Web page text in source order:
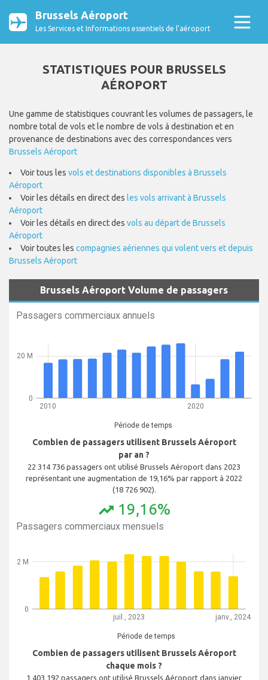
Brussels Aéroport
Les Services et Informations essentiels de l’aéroport
STATISTIQUES POUR BRUSSELS
AÉROPORT
Une gamme de statistiques couvrant les volumes de passagers, le
nombre total de vols et le nombre de vols à destination et en
provenance de destinations avec des correspondances vers
Brussels Aéroport
Voir tous les vols et destinations disponibles à Brussels
Aéroport
Voir les détails en direct des les vols arrivant à Brussels
Aéroport
Voir les détails en direct des vols au départ de Brussels
Aéroport
Voir toutes les compagnies aériennes qui volent vers et depuis
Brussels Aéroport
Brussels Aéroport Volume de passagers
Passagers commerciaux annuels
2010 2020
Période de temps
0
20 M
Combien de passagers utilisent Brussels Aéroport
par an ?
22 314 736 passagers ont utilisé Brussels Aéroport dans 2023
représentant une augmentation de 19,16% par rapport à 2022
(18 726 902).
trending_up 19,16%
Passagers commerciaux mensuels
juil., 2023 janv., 2024
Période de temps
0
2 M
Combien de passagers utilisent Brussels Aéroport
chaque mois ?
1 403 192 passagers ont utilisé Brussels Aéroport dans janvier